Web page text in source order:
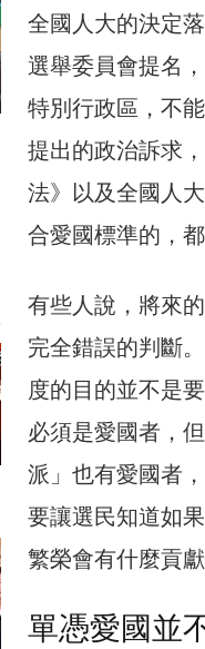
全國人大的決定
選舉委員會提名
特別行政區，不
提出的政治訴求
法》以及全國人
合愛國標準的，
有些人說，將來
完全錯誤的判斷
度的目的並不是
必須是愛國者，
派」也有愛國者
要讓選民知道如
繁榮會有什麼貢獻
單憑愛國並